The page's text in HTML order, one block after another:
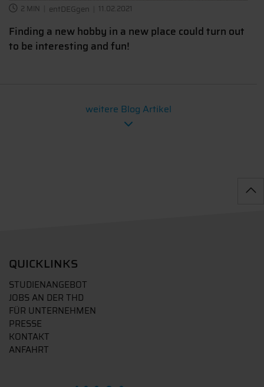
2 MIN entDEGgen 11.02.2021
Finding a new hobby in a new place could turn out
to be interesting and fun!
weitere Blog Artikel
QUICKLINKS
STUDIENANGEBOT
JOBS AN DER THD
FÜR UNTERNEHMEN
PRESSE
KONTAKT
ANFAHRT